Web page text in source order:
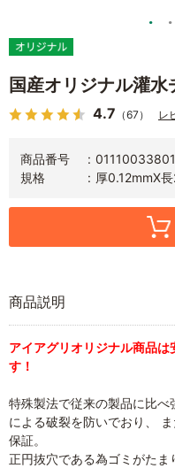
国産オリジナル灌水
4.7 （67） レ
商品番号
規格
厚0.12mmX
商品説明
アイアグリオリジナル商品
す！
特殊製法で従来の製品に比
による破裂を防いでおり、
保証。
正円抜穴である為ゴミがたま